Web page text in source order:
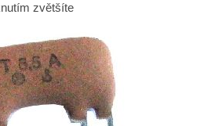
zvětšíte